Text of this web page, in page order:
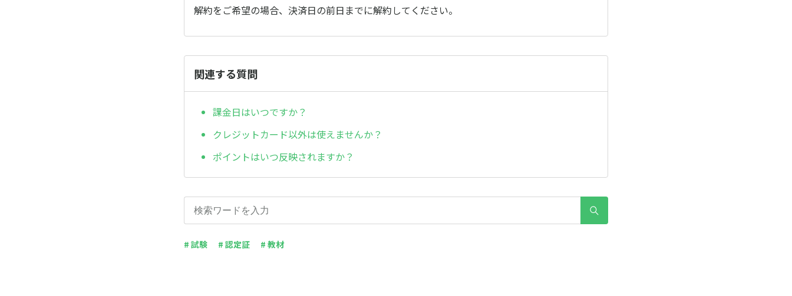
解約をご希望の場合、決済日の前日までに解約してください。
関連する質問
課金日はいつですか？
クレジットカード以外は使えませんか？
ポイントはいつ反映されますか？
# 試験 # 認定証 # 教材